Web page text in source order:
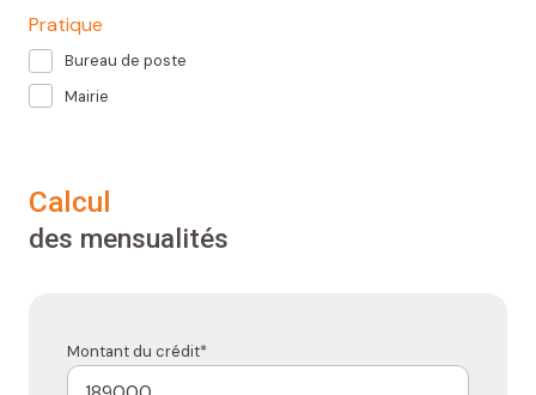
Pratique
Bureau de poste
Mairie
calcul
des mensualités
Montant du crédit*